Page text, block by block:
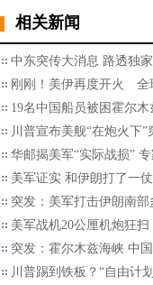
相关新闻
中东突传大消息 路透独
刚刚！美伊再度开火 全
19名中国船员被困霍尔木
川普宣布美舰“在炮火下”
华邮揭美军“实际战损”
美军证实 和伊朗打了一仗
突发：美军打击伊朗南部
美军战机20公厘机炮狂
突发：霍尔木兹海峡 中
川普踢到铁板？“自由计